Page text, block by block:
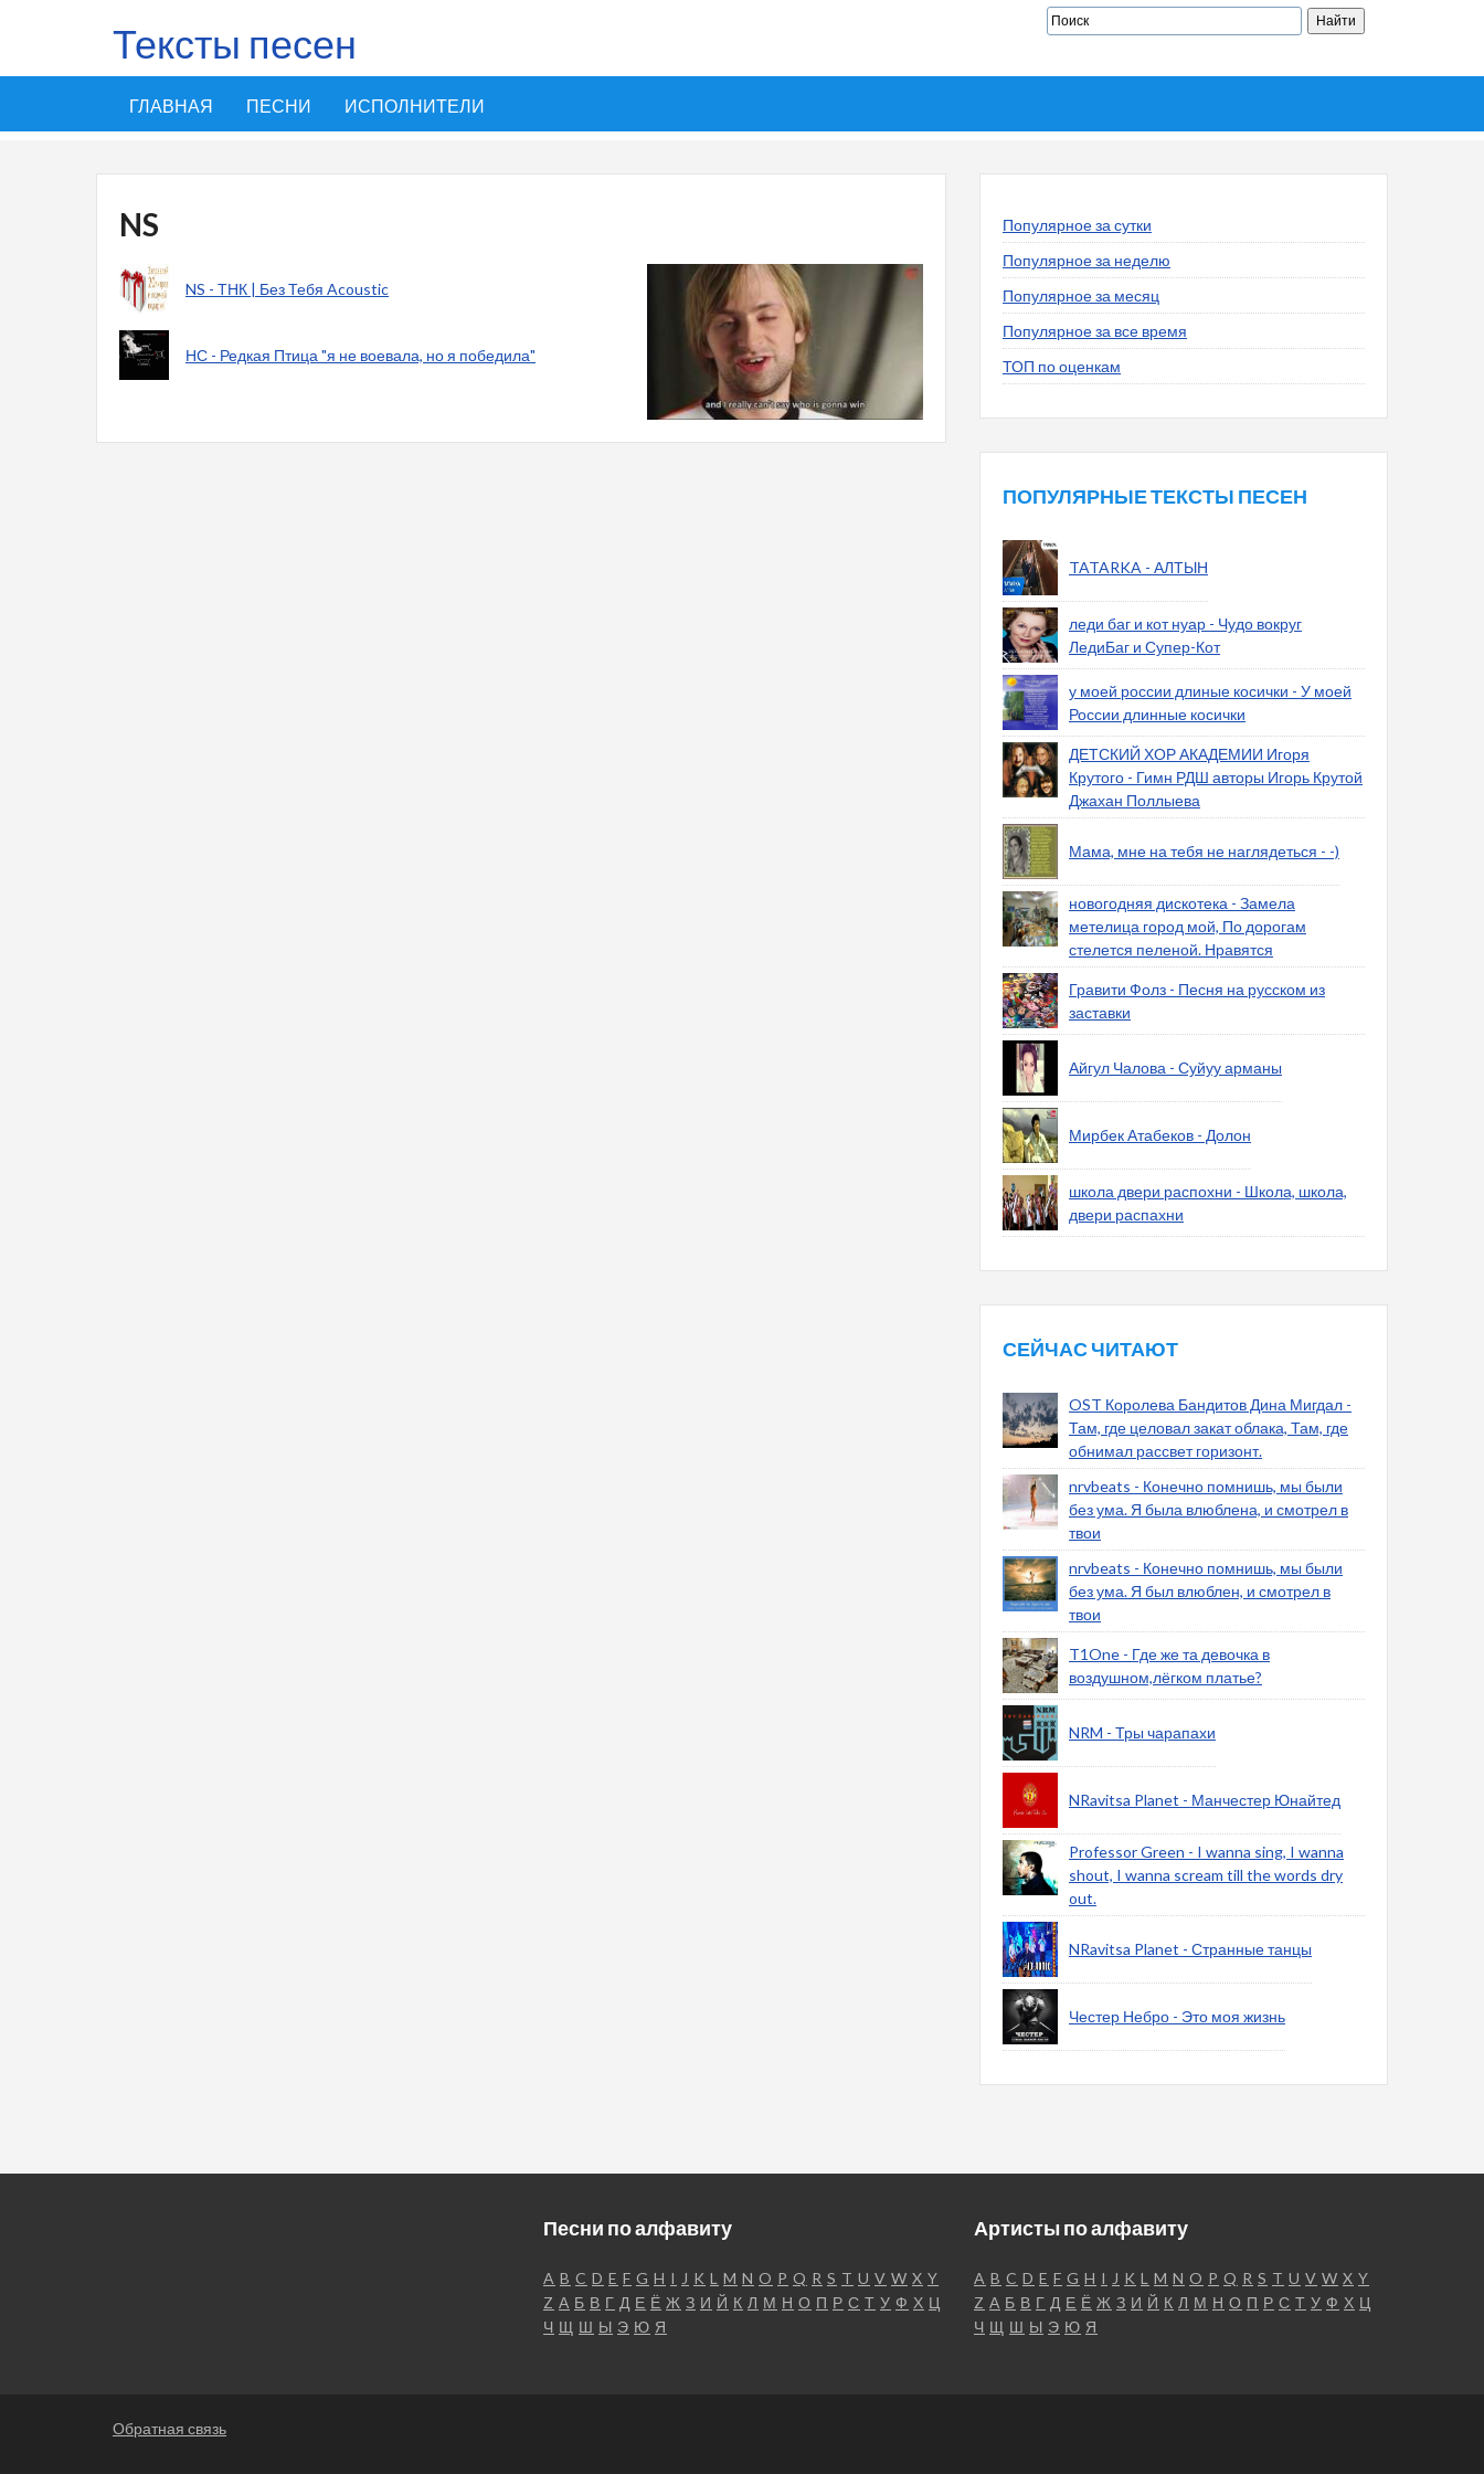
Тексты песен
ГЛАВНАЯ ПЕСНИ ИСПОЛНИТЕЛИ
NS
NS - ТНК | Без Тебя Acoustic
НС - Редкая Птица "я не воевала, но я победила"
Популярное за сутки
Популярное за неделю
Популярное за месяц
Популярное за все время
ТОП по оценкам
ПОПУЛЯРНЫЕ ТЕКСТЫ ПЕСЕН
TATARKA - АЛТЫН
леди баг и кот нуар - Чудо вокруг
ЛедиБаг и Супер-Кот
у моей россии длиные косички - У моей
России длинные косички
ДЕТСКИЙ ХОР АКАДЕМИИ Игоря
Крутого - Гимн РДШ авторы Игорь Крутой
Джахан Поллыева
Мама, мне на тебя не наглядеться - -)
новогодняя дискотека - Замела
метелица город мой, По дорогам
стелется пеленой. Нравятся
Гравити Фолз - Песня на русском из
заставки
Айгул Чалова - Суйуу арманы
Мирбек Атабеков - Долон
школа двери распохни - Школа, школа,
двери распахни
СЕЙЧАС ЧИТАЮТ
OST Королева Бандитов Дина Мигдал -
Там, где целовал закат облака, Там, где
обнимал рассвет горизонт.
nrvbeats - Конечно помнишь, мы были
без ума. Я была влюблена, и смотрел в
твои
nrvbeats - Конечно помнишь, мы были
без ума. Я был влюблен, и смотрел в
твои
T1One - Где же та девочка в
воздушном,лёгком платье?
NRM - Тры чарапахи
NRavitsa Planet - Манчестер Юнайтед
Professor Green - I wanna sing, I wanna
shout, I wanna scream till the words dry
out.
NRavitsa Planet - Странные танцы
Честер Небро - Это моя жизнь
Песни по алфавиту
A B C D E F G H I J K L M N O P Q R S T U V W X Y
Z А Б В Г Д Е Ё Ж З И Й К Л М Н О П Р С Т У Ф Х Ц
Ч Щ Ш Ы Э Ю Я
Артисты по алфавиту
A B C D E F G H I J K L M N O P Q R S T U V W X Y
Z А Б В Г Д Е Ё Ж З И Й К Л М Н О П Р С Т У Ф Х Ц
Ч Щ Ш Ы Э Ю Я
Обратная связь